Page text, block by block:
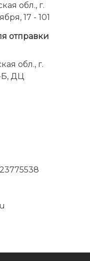
обл., г.
17 - 101
отправки
обл., г.
Б, ДЦ